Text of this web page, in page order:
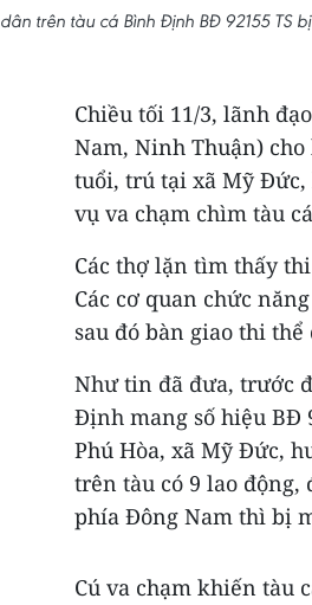
trên tàu cá Bình Định BĐ 92155 TS
Chiều tối 11/3, lãnh
Nam, Ninh Thuận)
tuổi, trú tại xã Mỹ
vụ va chạm chìm tàu
Các thợ lặn tìm thấy
Các cơ quan chức
sau đó bàn giao thi
Như tin đã đưa, trước
Định mang số hiệu BĐ
Phú Hòa, xã Mỹ Đức,
trên tàu có 9 lao động,
phía Đông Nam thì bị
Cú va chạm khiến tàu